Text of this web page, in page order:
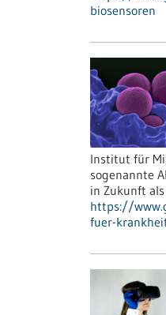
biosensoren
Institut für
sogenannte
in Zukunft
https://
fuer-